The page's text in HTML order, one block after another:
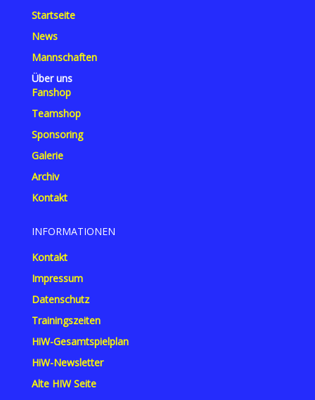
Startseite
News
Mannschaften
Über uns
Fanshop
Teamshop
Sponsoring
Galerie
Archiv
Kontakt
INFORMATIONEN
Kontakt
Impressum
Datenschutz
Trainingszeiten
HiW-Gesamtspielplan
HiW-Newsletter
Alte HIW Seite